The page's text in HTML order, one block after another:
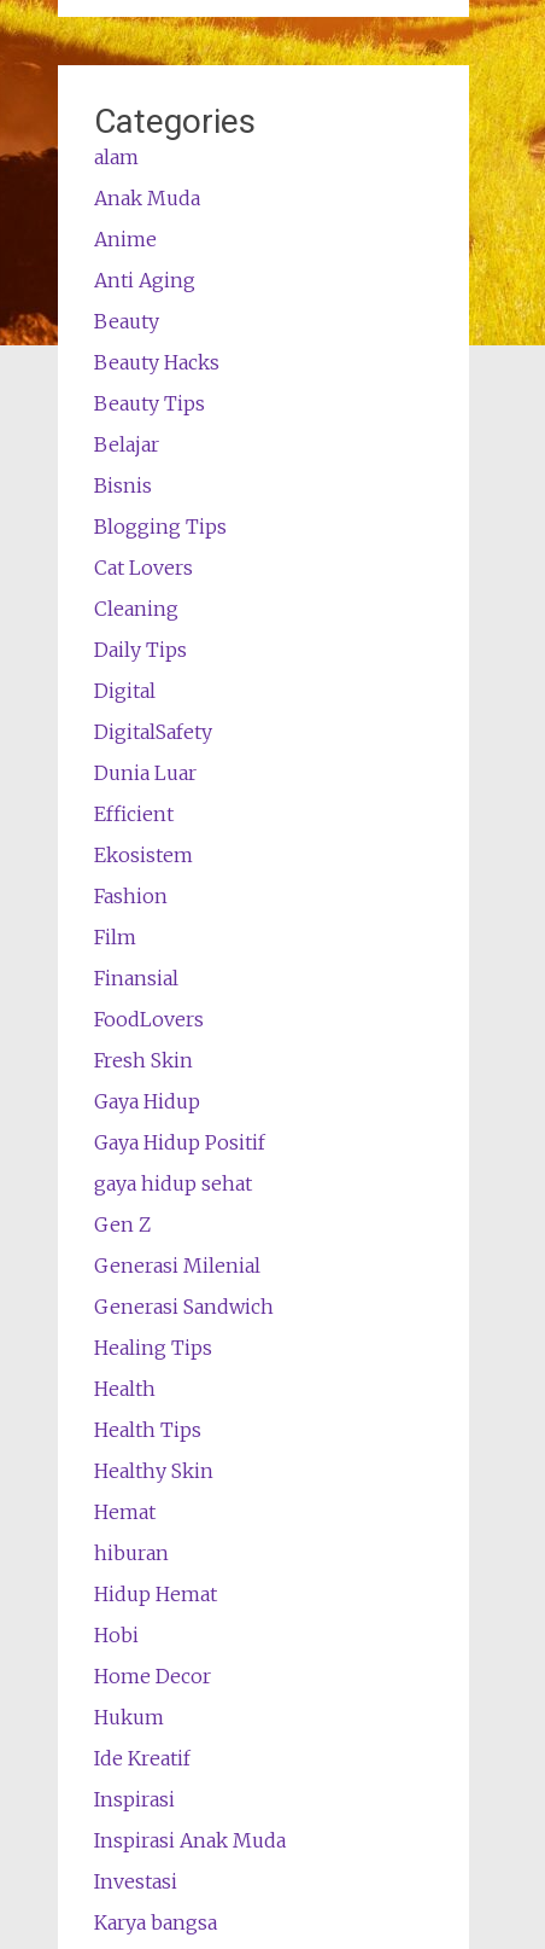
Categories
alam
Anak Muda
Anime
Anti Aging
Beauty
Beauty Hacks
Beauty Tips
Belajar
Bisnis
Blogging Tips
Cat Lovers
Cleaning
Daily Tips
Digital
DigitalSafety
Dunia Luar
Efficient
Ekosistem
Fashion
Film
Finansial
FoodLovers
Fresh Skin
Gaya Hidup
Gaya Hidup Positif
gaya hidup sehat
Gen Z
Generasi Milenial
Generasi Sandwich
Healing Tips
Health
Health Tips
Healthy Skin
Hemat
hiburan
Hidup Hemat
Hobi
Home Decor
Hukum
Ide Kreatif
Inspirasi
Inspirasi Anak Muda
Investasi
Karya bangsa